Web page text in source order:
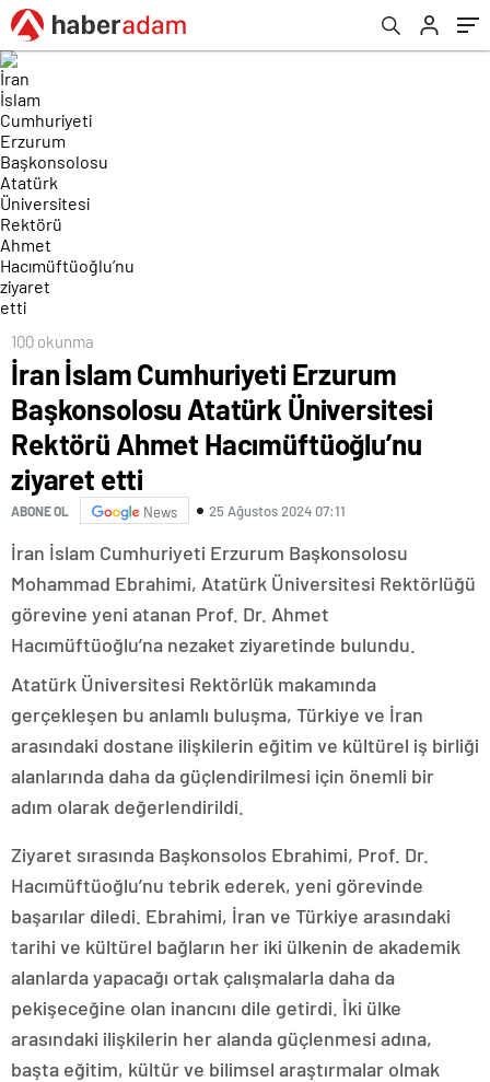
Ahmet Hacımüftüoğlu’nu ziyaret etti
100 okunma
İran İslam Cumhuriyeti Erzurum
Başkonsolosu Atatürk Üniversitesi
Rektörü Ahmet Hacımüftüoğlu’nu
ziyaret etti
ABONE OL News 25 Ağustos 2024 07:11
İran İslam Cumhuriyeti Erzurum Başkonsolosu
Mohammad Ebrahimi, Atatürk Üniversitesi Rektörlüğü
görevine yeni atanan Prof. Dr. Ahmet
Hacımüftüoğlu’na nezaket ziyaretinde bulundu.
Atatürk Üniversitesi Rektörlük makamında
gerçekleşen bu anlamlı buluşma, Türkiye ve İran
arasındaki dostane ilişkilerin eğitim ve kültürel iş birliği
alanlarında daha da güçlendirilmesi için önemli bir
adım olarak değerlendirildi.
Ziyaret sırasında Başkonsolos Ebrahimi, Prof. Dr.
Hacımüftüoğlu’nu tebrik ederek, yeni görevinde
başarılar diledi. Ebrahimi, İran ve Türkiye arasındaki
tarihi ve kültürel bağların her iki ülkenin de akademik
alanlarda yapacağı ortak çalışmalarla daha da
pekişeceğine olan inancını dile getirdi. İki ülke
arasındaki ilişkilerin her alanda güçlenmesi adına,
başta eğitim, kültür ve bilimsel araştırmalar olmak